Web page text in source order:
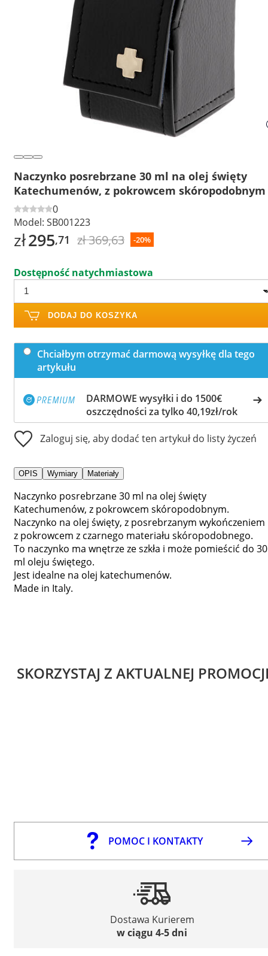
Naczynko posrebrzane 30 ml na olej święty
Katechumenów, z pokrowcem skóropodobnym
0
Model: SB001223
zł295,71 zł 369,63 -20%
Dostępność natychmiastowa
DODAJ DO KOSZYKA
Chciałbym otrzymać darmową wysyłkę dla tego
artykułu
DARMOWE wysyłki i do 1500€
oszczędności za tylko 40,19zł/rok
Zaloguj się, aby dodać ten artykuł do listy życzeń
OPIS Wymiary Materiały
Naczynko posrebrzane 30 ml na olej święty
Katechumenów, z pokrowcem skóropodobnym.
Naczynko na olej święty, z posrebrzanym wykończeniem
z pokrowcem z czarnego materiału skóropodobnego.
To naczynko ma wnętrze ze szkła i może pomieścić do 30
ml oleju świętego.
Jest idealne na olej katechumenów.
Made in Italy.
SKORZYSTAJ Z AKTUALNEJ
POMOC I KONTAKTY
Dostawa Kurierem
w ciągu 4-5 dni